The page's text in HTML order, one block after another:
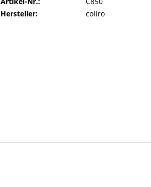
Hersteller:
coliro